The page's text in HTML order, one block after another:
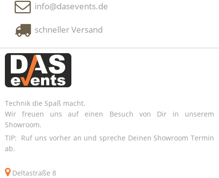
info@dasevents.de
schneller Versand
Technik die Spaß macht.
Wir freuen uns auf einen Besuch von Dir in unserem
Showroom.
TIP: Ruf uns vorher an und spreche Deinen Showroom Termin
ab.
Deltastraße 8